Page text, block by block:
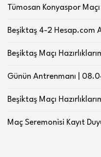
Tümosan Konyaspor Maçı
Beşiktaş 4-2 Hesap.com
Beşiktaş Maçı
Günün Antrenmanı |
Beşiktaş Maçı
Maç Seremonisi Kayıt